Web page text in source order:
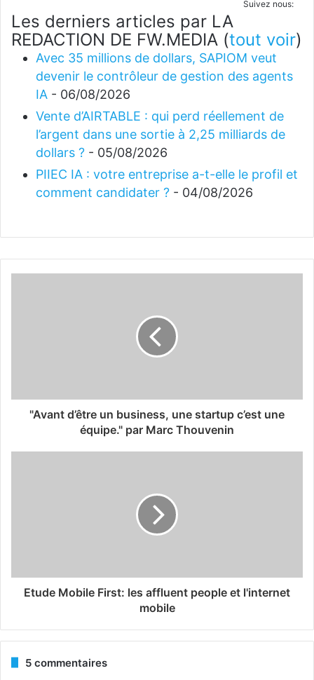
Suivez nous:
Les derniers articles par LA
REDACTION DE FW.MEDIA (tout voir)
Avec 35 millions de dollars, SAPIOM veut
devenir le contrôleur de gestion des agents
IA - 06/08/2026
Vente d’AIRTABLE : qui perd réellement de
l’argent dans une sortie à 2,25 milliards de
dollars ? - 05/08/2026
PIIEC IA : votre entreprise a-t-elle le profil et
comment candidater ? - 04/08/2026
"Avant d’être un business, une startup c’est une
équipe." par Marc Thouvenin
Etude Mobile First: les affluent people et l'internet
mobile
5 commentaires